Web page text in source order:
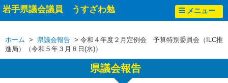
岩手県議会議員 うすざわ勉 メニュー
ホーム > 県議会報告 > 令和４年度２月定例会 予算特別委員会（ILC推
進局）（令和５年３月８日(水)）
県議会報告